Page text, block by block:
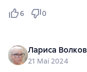
6 0
Лариса
21 Mai 2024